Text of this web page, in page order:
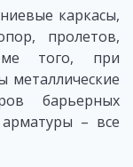
каркасы,
пролетов,
того, при
металлические
барьерных
– все